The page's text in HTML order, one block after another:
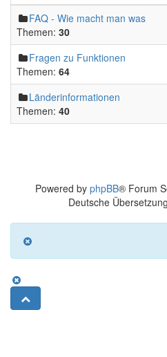
FAQ - Wie macht man was
Themen: 30
Fragen zu Funktionen
Themen: 64
Länderinformationen
Themen: 40
Powered by phpBB® Forum
Deutsche